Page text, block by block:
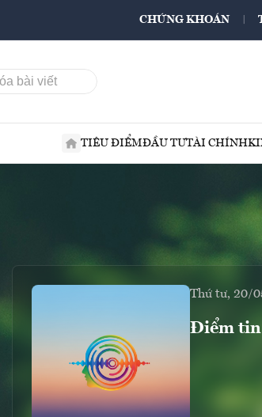
CHỨNG KHOÁN
TIÊU ĐIỂMĐẦU TƯTÀI CHÍNH
Thứ tư, 20/
Điểm tin